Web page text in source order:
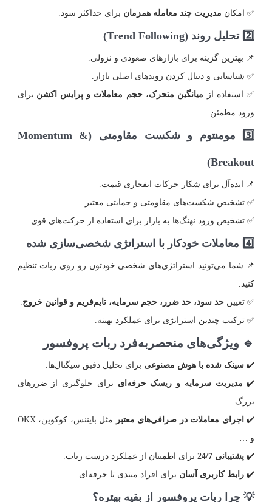
✅ امکان مدیریت چند معامله همزمان برای حداکثر سود.
2️⃣ تحلیل روند (Trend Following)
📌 بهترین گزینه برای بازارهای صعودی و نزولی.
✅ شناسایی و دنبال کردن روندهای اصلی بازار.
✅ استفاده از میانگین متحرک، حجم معاملات و پرایس اکشن برای
ورود مطمئن.
3️⃣ مومنتوم و شکست مقاومتی (Momentum &
Breakout)
📌 ایده‌آل برای شکار حرکات انفجاری قیمت.
✅ تشخیص شکست‌های مقاومتی و حمایتی معتبر.
✅ تشخیص ورود نهنگ‌ها به بازار برای استفاده از حرکت‌های قوی.
4️⃣ معاملات خودکار با استراتژی شخصی‌سازی شده
📌 شما می‌تونید استراتژی‌های شخصی خودتون رو روی ربات تنظیم
کنید.
✅ تعیین حد سود، حد ضرر، حجم سرمایه، تایم‌فریم و قوانین خروج.
✅ ترکیب چندین استراتژی برای عملکرد بهینه.
🔹 ویژگی‌های منحصر‌به‌فرد ربات پروفسور
✔️ سینک شده با هوش مصنوعی برای تحلیل دقیق سیگنال‌ها.
✔️ مدیریت سرمایه و ریسک حرفه‌ای برای جلوگیری از ضررهای
بزرگ.
✔️ اجرای معاملات در صرافی‌های معتبر
مثل بایننس، کوکوین، OKX
و …
✔️ پشتیبانی 24/7
برای اطمینان از عملکرد درست ربات.
✔️ رابط کاربری آسان برای افراد مبتدی تا حرفه‌ای.
💡 چرا ربات پروفسور از بقیه بهتره؟